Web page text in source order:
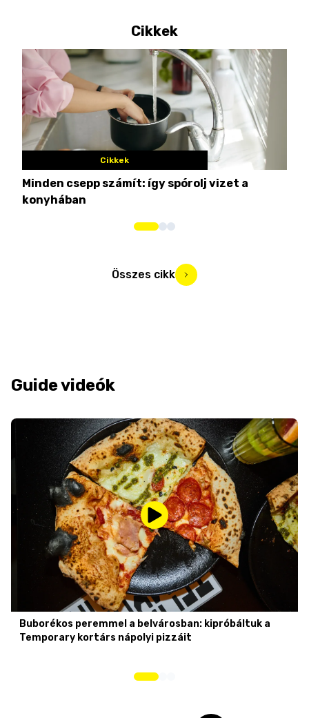
Cikkek
Cikkek
Minden csepp számít: így spórolj vizet a
konyhában
Összes cikk
Guide videók
Buborékos peremmel a belvárosban: kipróbáltuk a
Temporary kortárs nápolyi pizzáit